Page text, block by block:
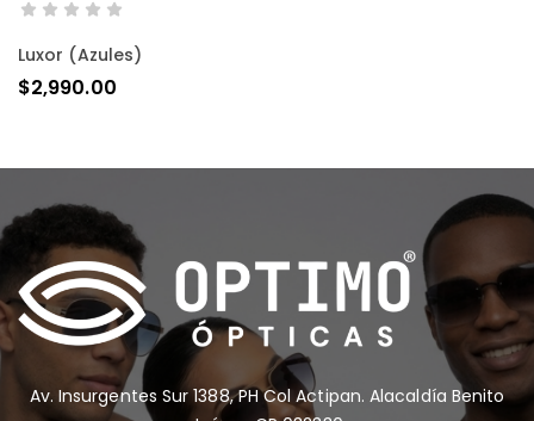
AÑADIR AL CARRITO
Luxor (azules)
$2,990.00
Av. Insurgentes Sur 1388, PH Col Actipan. Alacaldía Benito